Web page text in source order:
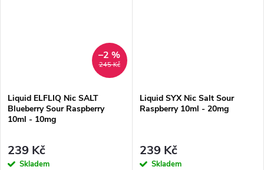
245 Kč
–2 %
Liquid ELFLIQ Nic SALT
Blueberry Sour Raspberry
10ml - 10mg
239 Kč
Skladem
Liquid SYX Nic Salt Sour
Raspberry 10ml - 20mg
239 Kč
Skladem